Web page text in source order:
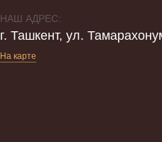
НАШ АДРЕС:
г. Ташкент, ул.
На карте